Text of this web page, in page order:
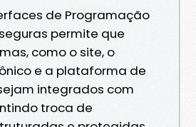
de Programação
permite que
como o site, o
e a plataforma de
integrados com
troca de